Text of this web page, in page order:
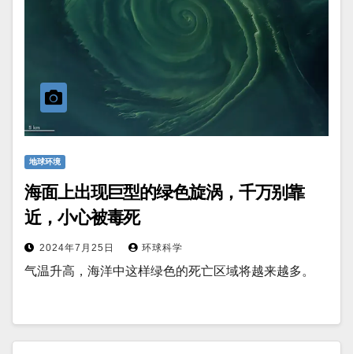
地球环境
海面上出现巨型的绿色旋涡，千万别靠
近，小心被毒死
2024年7月25日 环球科学
气温升高，海洋中这样绿色的死亡区域将越来越多。